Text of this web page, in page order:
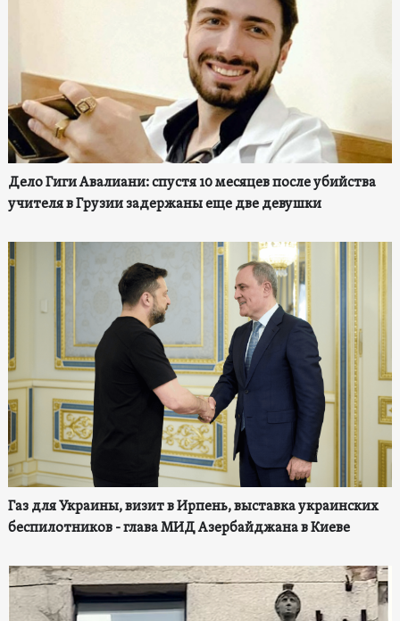
Дело Гиги Авалиани: спустя 10 месяцев после убийства
учителя в Грузии задержаны еще две девушки
Газ для Украины, визит в Ирпень, выставка украинских
беспилотников - глава МИД Азербайджана в Киеве